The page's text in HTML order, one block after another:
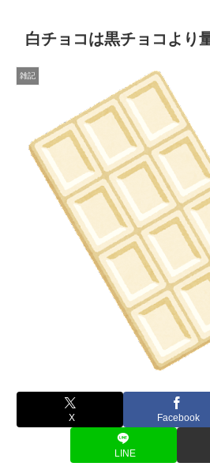
白チョコは黒チョコより
雑記
X Facebook
LINE